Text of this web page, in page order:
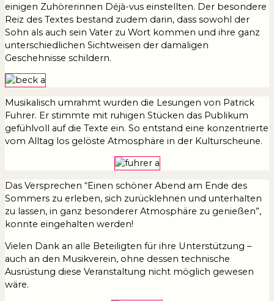
einigen Zuhörerinnen Déjà-vus einstellten. Der besondere
Reiz des Textes bestand zudem darin, dass sowohl der
Sohn als auch sein Vater zu Wort kommen und ihre ganz
unterschiedlichen Sichtweisen der damaligen
Geschehnisse schildern.
Musikalisch umrahmt wurden die Lesungen von Patrick
Fuhrer. Er stimmte mit ruhigen Stücken das Publikum
gefühlvoll auf die Texte ein. So entstand eine konzentrierte
vom Alltag los gelöste Atmosphäre in der Kulturscheune.
Das Versprechen “Einen schöner Abend am Ende des
Sommers zu erleben, sich zurücklehnen und unterhalten
zu lassen, in ganz besonderer Atmosphäre zu genießen”,
konnte eingehalten werden!
Vielen Dank an alle Beteiligten für ihre Unterstützung –
auch an den Musikverein, ohne dessen technische
Ausrüstung diese Veranstaltung nicht möglich gewesen
wäre.